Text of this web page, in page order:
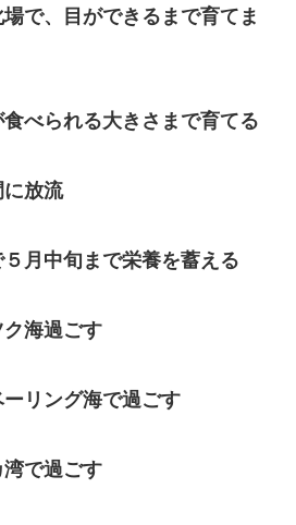
で、目ができるまで育てま
べられる大きさまで育てる
放流
月中旬まで栄養を蓄える
海過ごす
リング海で過ごす
で過ごす